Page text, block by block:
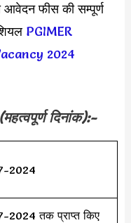
आवेदन फीस की सम्पूर्ण
PGIMER
2024
(महत्वपूर्ण दिनांक):-
2024
2024 तक प्राप्त किए